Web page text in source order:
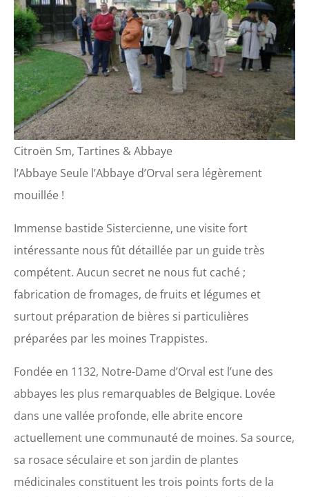
Citroën Sm, Tartines & Abbaye
l’Abbaye Seule l’Abbaye d’Orval sera légèrement
mouillée !
Immense bastide Sistercienne, une visite fort
intéressante nous fût détaillée par un guide très
compétent. Aucun secret ne nous fut caché ;
fabrication de fromages, de fruits et légumes et
surtout préparation de bières si particulières
préparées par les moines Trappistes.
Fondée en 1132, Notre-Dame d’Orval est l’une des
abbayes les plus remarquables de Belgique. Lovée
dans une vallée profonde, elle abrite encore
actuellement une communauté de moines. Sa source,
sa rosace séculaire et son jardin de plantes
médicinales constituent les trois points forts de la